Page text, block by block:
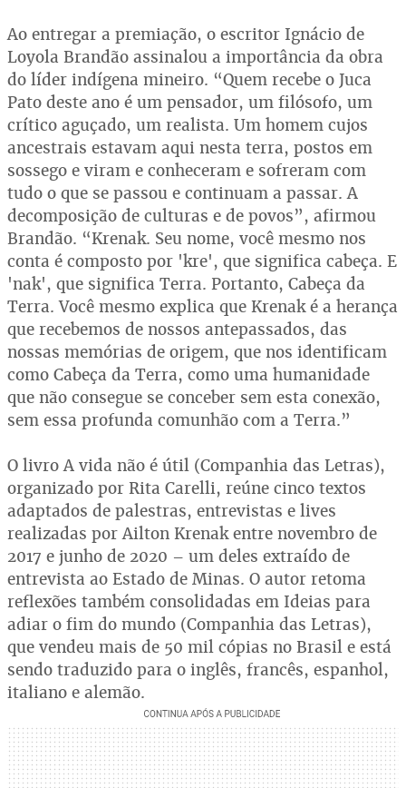
Ao entregar a premiação, o escritor Ignácio de
Loyola Brandão assinalou a importância da obra
do líder indígena mineiro. “Quem recebe o Juca
Pato deste ano é um pensador, um filósofo, um
crítico aguçado, um realista. Um homem cujos
ancestrais estavam aqui nesta terra, postos em
sossego e viram e conheceram e sofreram com
tudo o que se passou e continuam a passar. A
decomposição de culturas e de povos”, afirmou
Brandão. “Krenak. Seu nome, você mesmo nos
conta é composto por 'kre', que significa cabeça. E
'nak', que significa Terra. Portanto, Cabeça da
Terra. Você mesmo explica que Krenak é a herança
que recebemos de nossos antepassados, das
nossas memórias de origem, que nos identificam
como Cabeça da Terra, como uma humanidade
que não consegue se conceber sem esta conexão,
sem essa profunda comunhão com a Terra.”
O livro A vida não é útil (Companhia das Letras),
organizado por Rita Carelli, reúne cinco textos
adaptados de palestras, entrevistas e lives
realizadas por Ailton Krenak entre novembro de
2017 e junho de 2020 – um deles extraído de
entrevista ao Estado de Minas. O autor retoma
reflexões também consolidadas em Ideias para
adiar o fim do mundo (Companhia das Letras),
que vendeu mais de 50 mil cópias no Brasil e está
sendo traduzido para o inglês, francês, espanhol,
italiano e alemão.